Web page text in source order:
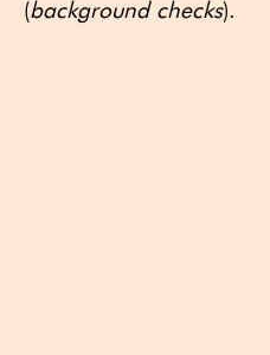
(background checks).